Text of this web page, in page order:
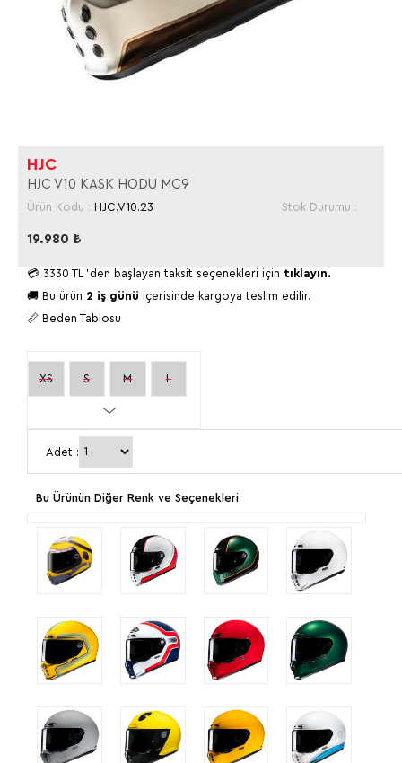
HJC
HJC V10 KASK HODU MC9
Ürün Kodu : HJC.V10.23 Stok Durumu :
19.980 ₺
💳 3330 TL 'den başlayan taksit seçenekleri için tıklayın.
🚚 Bu ürün 2 iş günü içerisinde kargoya teslim edilir.
📏 Beden Tablosu
XS S M L
Adet :
Bu Ürünün Diğer Renk ve Seçenekleri